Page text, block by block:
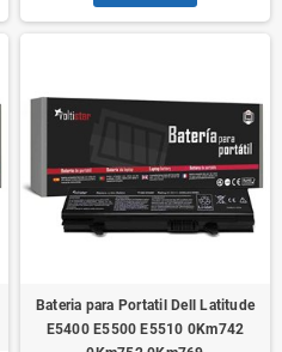
Bateria para Portatil Dell Latitude
E5400 E5500 E5510 0Km742